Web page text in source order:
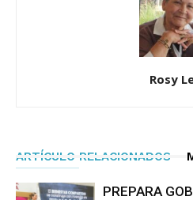
Rosy
ARTÍCULO RELACIONADOS
PREPARA